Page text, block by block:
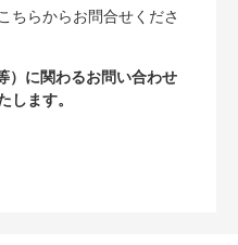
ちらからお問合せくださ
）に関わるお問い合わせ
します。